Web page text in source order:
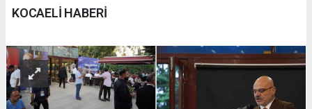
KOCAELİ HABERİ